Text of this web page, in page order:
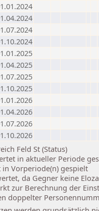
Feld St (Status)
in aktueller Periode
Vorperiode(n) gespielt
da Gegner keine
zur Berechnung der
doppelter